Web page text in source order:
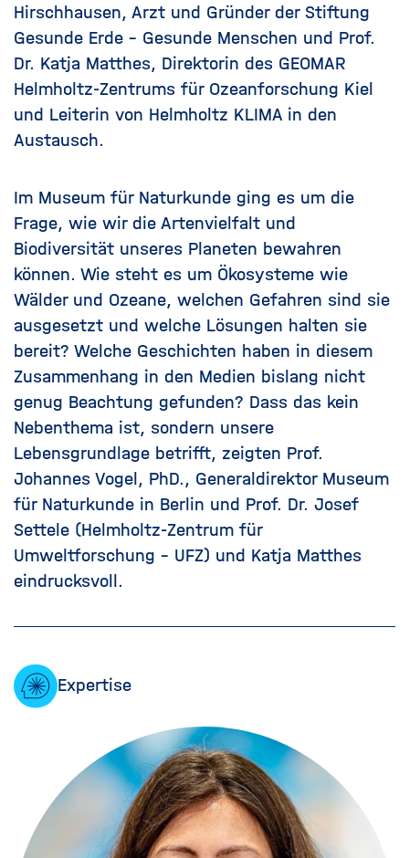
Hirschhausen, Arzt und Gründer der Stiftung
Gesunde Erde - Gesunde Menschen und Prof.
Dr. Katja Matthes, Direktorin des GEOMAR
Helmholtz-Zentrums für Ozeanforschung Kiel
und Leiterin von Helmholtz KLIMA in den
Austausch.
Im Museum für Naturkunde ging es um die
Frage, wie wir die Artenvielfalt und
Biodiversität unseres Planeten bewahren
können. Wie steht es um Ökosysteme wie
Wälder und Ozeane, welchen Gefahren sind sie
ausgesetzt und welche Lösungen halten sie
bereit? Welche Geschichten haben in diesem
Zusammenhang in den Medien bislang nicht
genug Beachtung gefunden? Dass das kein
Nebenthema ist, sondern unsere
Lebensgrundlage betrifft, zeigten Prof.
Johannes Vogel, PhD., Generaldirektor Museum
für Naturkunde in Berlin und Prof. Dr. Josef
Settele (Helmholtz-Zentrum für
Umweltforschung - UFZ) und Katja Matthes
eindrucksvoll.
Expertise